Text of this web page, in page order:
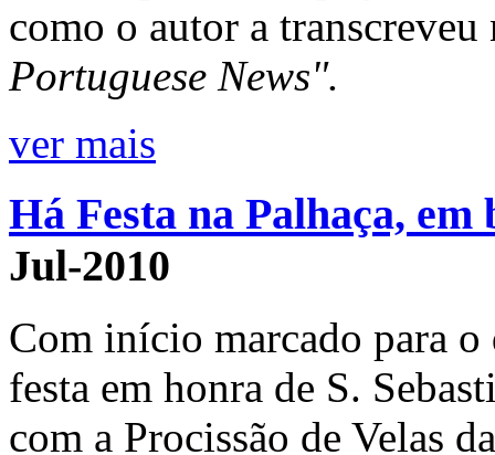
como o autor a
Portuguese News".
ver mais
Há Festa na Palhaça,
Jul-2010
Com início marcado para
festa em honra de S.
com a Procissão de Velas